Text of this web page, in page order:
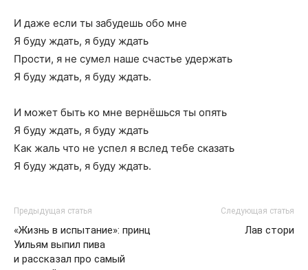
И даже если ты забудешь обо мне
Я буду ждать, я буду ждать
Прости, я не сумел наше счастье удержать
Я буду ждать, я буду ждать.
И может быть ко мне вернёшься ты опять
Я буду ждать, я буду ждать
Как жаль что не успел я вслед тебе сказать
Я буду ждать, я буду ждать.
Предыдущая статья
«Жизнь в испытание»: принц
Уильям выпил пива
и рассказал про самый
Следующая статья
Лав стори